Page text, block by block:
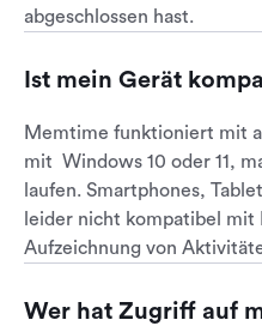
abgeschlossen hast.
Ist mein Gerät
Memtime funktioniert mit
mit Windows 10 oder 11,
laufen. Smartphones,
leider nicht kompatibel
Aufzeichnung von
Wer hat Zugriff auf